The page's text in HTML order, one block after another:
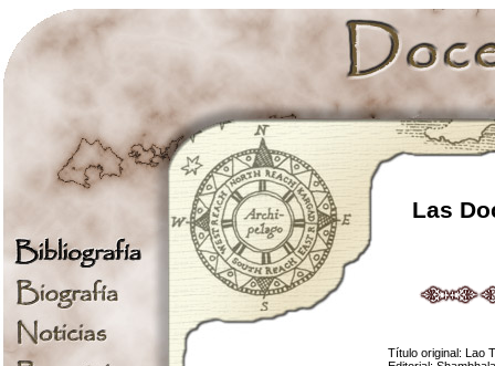
Las
Título original: Lao